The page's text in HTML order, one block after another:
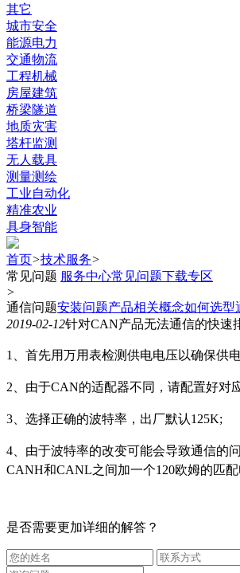
其它
城市安全
能源电力
交通物流
工程机械
房屋建筑
桥梁隧道
地质灾害
塔杆监测
无人载具
测量测绘
工业自动化
精准农业
具身智能
首页>技术服务>
常见问题 服务中心常见问题下载专区
>
通信问题安装问题产品相关概念如何选型
2019-02-12针对CAN产品无法通信的快速
1、首先用万用表检测供电电压以确保供电
2、由于CAN的适配器不同，请配置好对
3、选择正确的波特率，出厂默认125K;
4、由于波特率的改变可能会导致通信的
CANH和CANL之间加一个120欧姆的匹配
是否需要更加详细的解答？